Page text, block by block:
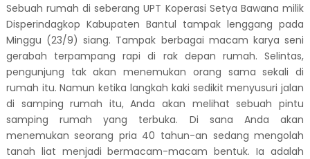
Sebuah rumah di seberang UPT Koperasi Setya Bawana milik
Disperindagkop Kabupaten Bantul tampak lenggang pada
Minggu (23/9) siang. Tampak berbagai macam karya seni
gerabah terpampang rapi di rak depan rumah. Selintas,
pengunjung tak akan menemukan orang sama sekali di
rumah itu. Namun ketika langkah kaki sedikit menyusuri jalan
di samping rumah itu, Anda akan melihat sebuah pintu
samping rumah yang terbuka. Di sana Anda akan
menemukan seorang pria 40 tahun-an sedang mengolah
tanah liat menjadi bermacam-macam bentuk. Ia adalah